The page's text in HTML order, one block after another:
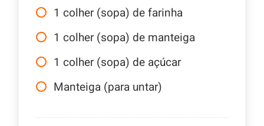
1 colher (sopa) de farinha
1 colher (sopa) de manteiga
1 colher (sopa) de açúcar
Manteiga (para untar)